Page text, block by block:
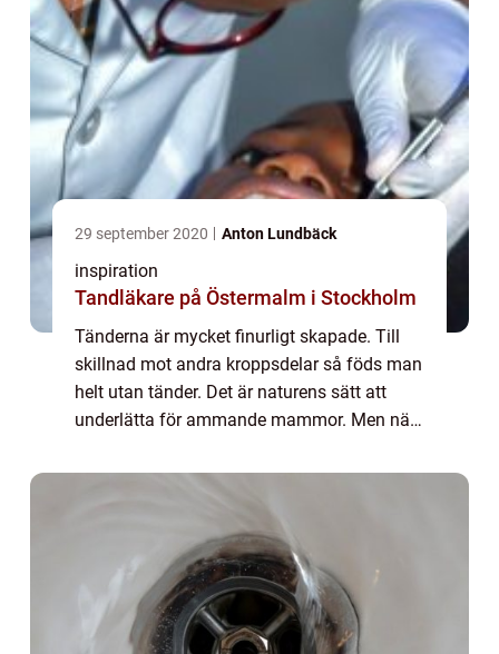
29 september 2020 Anton Lundbäck
inspiration
Tandläkare på Östermalm i Stockholm
Tänderna är mycket finurligt skapade. Till
skillnad mot andra kroppsdelar så föds man
helt utan tänder. Det är naturens sätt att
underlätta för ammande mammor. Men när
längre ammar, då börjar tänderna visa sig...